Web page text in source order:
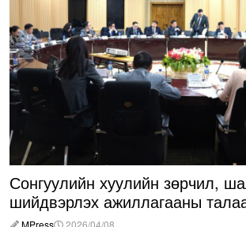
Сонгуулийн хуулийн зөрчил,
шийдвэрлэх ажиллагааны
MPress
2026/04/08